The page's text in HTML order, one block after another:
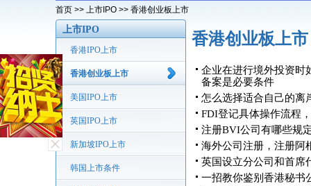
首页 >> 上市IPO >> 香港创业板上市
上市IPO
香港IPO上市
香港创业板上市
美国IPO上市
英国IPO上市
新加坡IPO上市
韩国上市条件
香港创业板上市
企业在进行境外投资时
备案是必要条件
怎么选择适合自己的离
FDI登记具体操作流程
注册BVI公司有哪些规
海外公司注册，注册阿
英国设立分公司和首席
一招教你鉴别香港秘书